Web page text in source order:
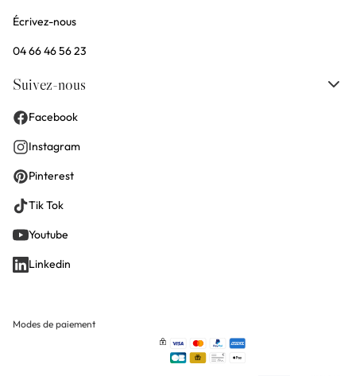
Écrivez-nous
04 66 46 56 23
Suivez-nous
Facebook
Instagram
Pinterest
Tik Tok
Youtube
Linkedin
Modes de paiement